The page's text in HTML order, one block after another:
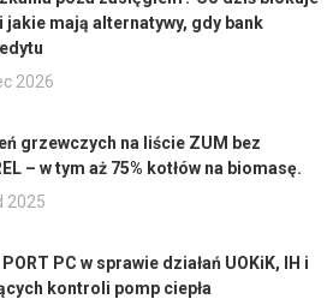
jakie mają alternatywy, gdy bank
2026
grzewczych na liście ZUM bez
– w tym aż 75% kotłów na biomasę.
2025
PC w sprawie działań UOKiK, IH i
kontroli pomp ciepła